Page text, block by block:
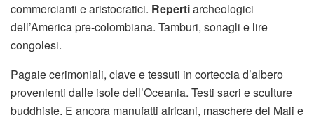
commercianti e aristocratici. Repertiarcheologici
dell’America pre-colombiana. Tamburi, sonagli e lire
congolesi.
Pagaie cerimoniali, clave e tessuti in corteccia d’albero
provenienti dalle isole dell’Oceania. Testi sacri e sculture
buddhiste. E ancora manufatti africani, maschere del Mali e